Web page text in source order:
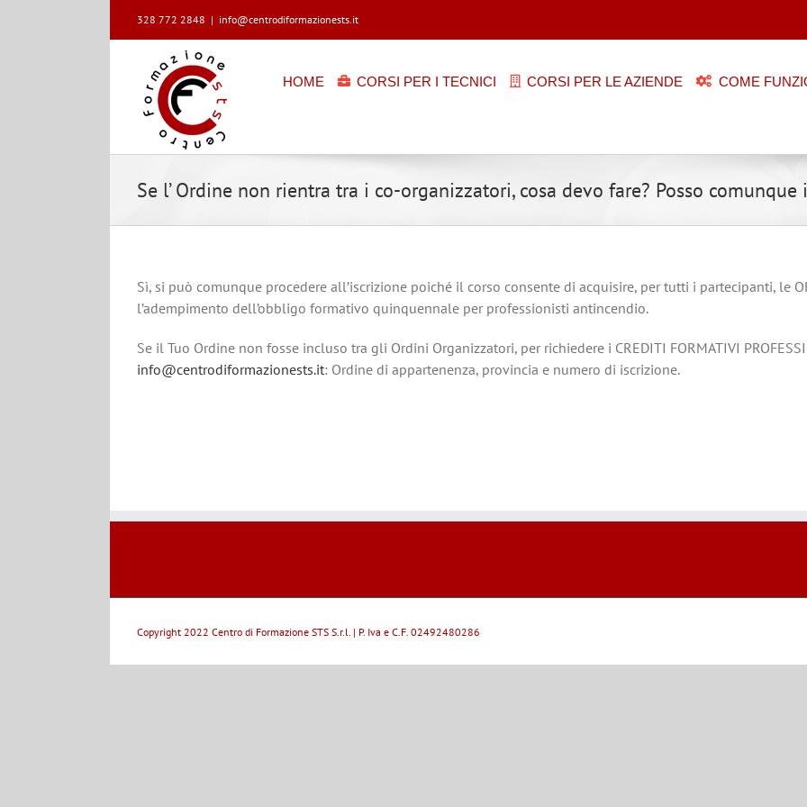
328 772 2848 | info@centrodiformazionests.it
HOME CORSI PER I TECNICI CORSI PER LE AZIENDE COME
Se l’ Ordine non rientra tra i co-organizzatori, cosa devo fare? Posso comunque
Sì, si può comunque procedere all’iscrizione poiché il corso consente di acquisire, per tutti i partecipanti, le
l’adempimento dell’obbligo formativo quinquennale per professionisti antincendio.
Se il Tuo Ordine non fosse incluso tra gli Ordini Organizzatori, per richiedere i CREDITI FORMATIVI
info@centrodiformazionests.it: Ordine di appartenenza, provincia e numero di iscrizione.
Copyright 2022 Centro di Formazione STS S.r.l. | P. Iva e C.F. 02492480286